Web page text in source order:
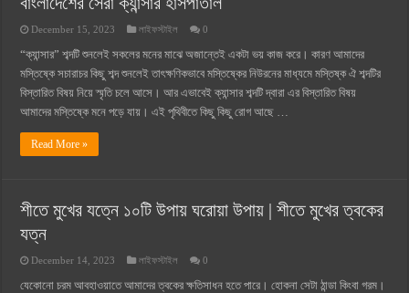
December 15, 2023 লাইফস্টাইল 0
“ক্যান্সার” শব্দটি শুনলেই সকলের মনের মাঝে অজান্তেই একটা ভয় কাজ করে। কারণ আমাদের
মস্তিষ্কে সচারাচর কিছু শব্দ শুনলেই তাৎক্ষণিকভাবে মস্তিষ্কের নিউরনের মাধ্যমে মস্তিষ্ক ঐ শব্দটির
বিস্তারিত বিষয় নিয়ে স্মৃতি চলে আসে। আর এভাবেই ক্যান্সার শব্দটি দ্বারা এর বিস্তারিত বিষয়
আমাদের মস্তিষ্কে মনে পড়ে যায়। এই পৃথিবীতে কিছু কিছু রোগ আছে …
Read More »
শীতে মুখের যত্নে ১০টি উপায় ঘরোয়া উপায় | শীতে মুখের ত্বকের
যত্ন
December 14, 2023 লাইফস্টাইল 0
যেকোনো চরম আবহাওয়াতে আমাদের ত্বকের ক্ষতিসাধন হতে পারে। হোকনা সেটা ঠান্ডা কিংবা গরম।